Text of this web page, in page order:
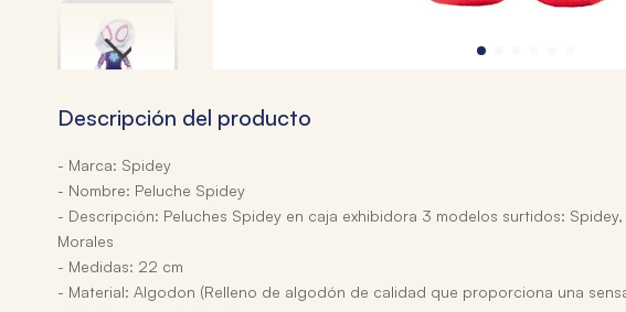
Descripción del producto
- Marca: Spidey
- Nombre: Peluche Spidey
- Descripción: Peluches Spidey en caja exhibidora 3 modelos surtidos:
Morales
- Medidas: 22 cm
- Material: Algodon (Relleno de algodón de calidad que proporciona una